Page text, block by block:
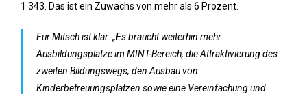
1.343. Das ist ein Zuwachs von mehr als 6 Prozent.
Für Mitsch ist klar: „Es braucht weiterhin mehr
Ausbildungsplätze im MINT-Bereich, die Attraktivierung des
zweiten Bildungswegs, den Ausbau von
Kinderbetreuungsplätzen sowie eine Vereinfachung und